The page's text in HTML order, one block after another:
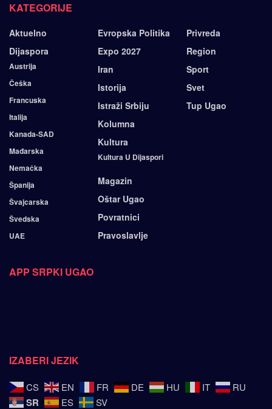
KATEGORIJE
Aktuelno
Dijaspora
Austrija
Češka
Francuska
Italija
Kanada-SAD
Mađarska
Nemačka
Španija
Švajcarska
Švedska
UAE
Evropska Politika
Expo 2027
Iran
Istorija
Istraži Srbiju
Kolumna
Kultura
Kultura U Dijaspori
Magazin
Oštar Ugao
Povratnici
Pravoslavlje
Privreda
Region
Sport
Svet
Tup Ugao
APP SRPKI UGAO
IZABERI JEZIK
CS EN FR DE HU IT RU
SR ES SV